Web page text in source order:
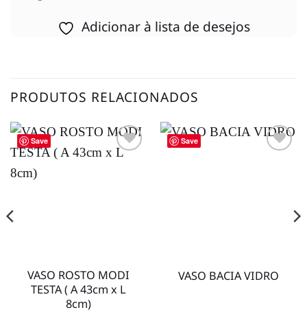
Adicionar à lista de desejos
PRODUTOS RELACIONADOS
Save
VASO ROSTO MODI
TESTA ( A 43cm x L
8cm)
Save
VASO BACIA VIDRO